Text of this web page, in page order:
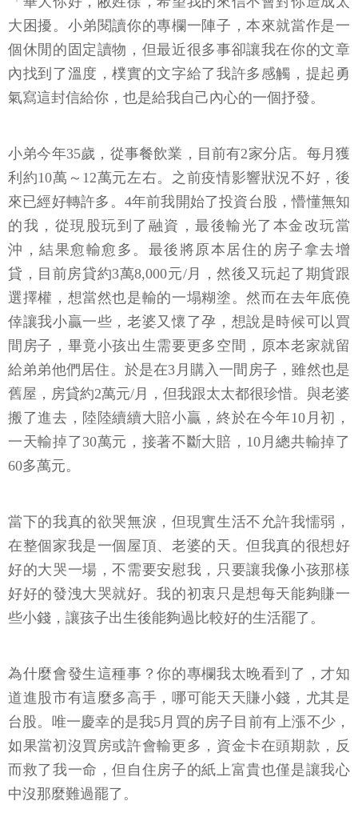
大困擾。小弟閱讀你的專欄一陣子，本來就當作是一
個休閒的固定讀物，但最近很多事卻讓我在你的文章
內找到了溫度，樸實的文字給了我許多感觸，提起勇
氣寫這封信給你，也是給我自己內心的一個抒發。
小弟今年35歲，從事餐飲業，目前有2家分店。每月獲
利約10萬～12萬元左右。之前疫情影響狀況不好，後
來已經好轉許多。4年前我開始了投資台股，懵懂無知
的我，從現股玩到了融資，最後輸光了本金改玩當
沖，結果愈輸愈多。最後將原本居住的房子拿去增
貸，目前房貸約3萬8,000元/月，然後又玩起了期貨跟
選擇權，想當然也是輸的一塌糊塗。然而在去年底僥
倖讓我小贏一些，老婆又懷了孕，想說是時候可以買
間房子，畢竟小孩出生需要更多空間，原本老家就留
給弟弟他們居住。於是在3月購入一間房子，雖然也是
舊屋，房貸約2萬元/月，但我跟太太都很珍惜。與老婆
搬了進去，陸陸續續大賠小贏，終於在今年10月初，
一天輸掉了30萬元，接著不斷大賠，10月總共輸掉了
60多萬元。
當下的我真的欲哭無淚，但現實生活不允許我懦弱，
在整個家我是一個屋頂、老婆的天。但我真的很想好
好的大哭一場，不需要安慰我，只要讓我像小孩那樣
好好的發洩大哭就好。我的初衷只是想每天能夠賺一
些小錢，讓孩子出生後能夠過比較好的生活罷了。
為什麼會發生這種事？你的專欄我太晚看到了，才知
道進股市有這麼多高手，哪可能天天賺小錢，尤其是
台股。唯一慶幸的是我5月買的房子目前有上漲不少，
如果當初沒買房或許會輸更多，資金卡在頭期款，反
而救了我一命，但自住房子的紙上富貴也僅是讓我心
中沒那麼難過罷了。